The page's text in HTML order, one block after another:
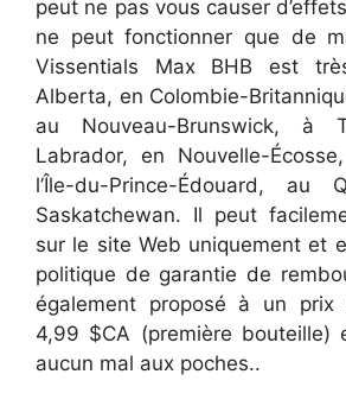
peut ne pas vous causer
ne peut fonctionner que de
Vissentials Max BHB est
Alberta, en Colombie-
au Nouveau-Brunswick, à
Labrador, en Nouvelle-
l’Île-du-Prince-Édouard,
Saskatchewan. Il peut
sur le site Web uniquement et
politique de garantie de
également proposé à un prix
4,99 $CA (première bouteille)
aucun mal aux poches..